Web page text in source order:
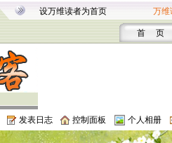
设万维读者为首页 万维
首 页
发表日志 控制面板 个人相册